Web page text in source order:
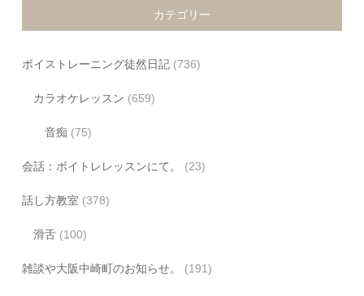
カテゴリー
ボイストレーニング徒然日記 (736)
カラオケレッスン (659)
音痴 (75)
会話：ボイトレレッスンにて。 (23)
話し方教室 (378)
滑舌 (100)
雑談や大阪中崎町のお知らせ。 (191)